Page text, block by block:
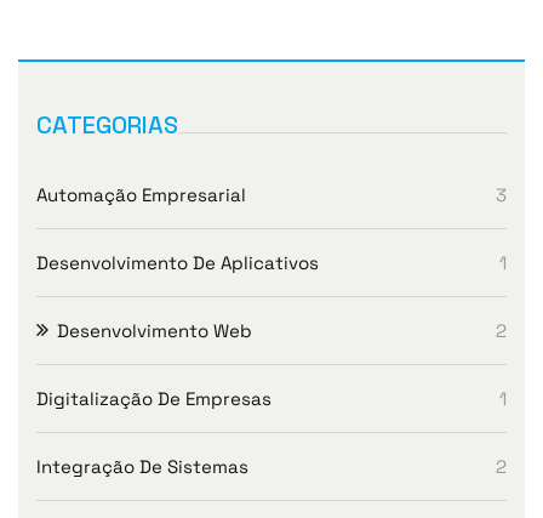
CATEGORIAS
Automação Empresarial 3
Desenvolvimento De Aplicativos 1
Desenvolvimento Web 2
Digitalização De Empresas 1
Integração De Sistemas 2